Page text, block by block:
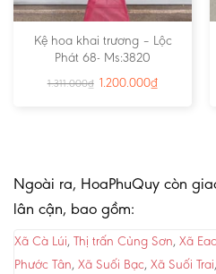
Kệ hoa khai trương – Lộc
Phát 68- Ms:3820
1.311.000₫ 1.200.000₫
Ngoài ra, HoaPhuQuy còn
lân cận, bao gồm:
Xã Cà Lúi, Thị trấn Củng Sơn, Xã
Phước Tân, Xã Suối Bạc, Xã Suối Trai,